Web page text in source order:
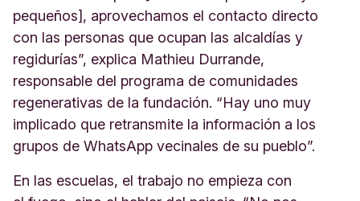
pequeños], aprovechamos el contacto directo
con las personas que ocupan las alcaldías y
regidurías”, explica Mathieu Durrande,
responsable del programa de comunidades
regenerativas de la fundación. “Hay uno muy
implicado que retransmite la información a los
grupos de WhatsApp vecinales de su pueblo”.
En las escuelas, el trabajo no empieza con